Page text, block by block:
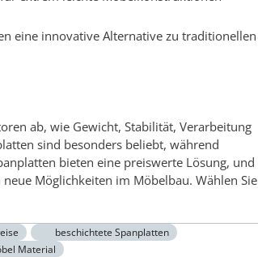
eine innovative Alternative zu traditionellen
ab, wie Gewicht, Stabilität, Verarbeitung
sind besonders beliebt, während
bieten eine preiswerte Lösung, und
Möglichkeiten im Möbelbau. Wählen Sie
beschichtete Spanplatten
Material